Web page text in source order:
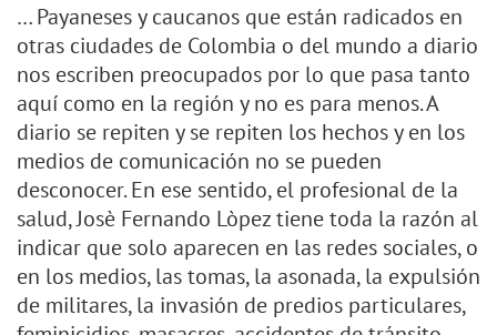
… Payaneses y caucanos que están radicados en
otras ciudades de Colombia o del mundo a diario
nos escriben preocupados por lo que pasa tanto
aquí como en la región y no es para menos. A
diario se repiten y se repiten los hechos y en los
medios de comunicación no se pueden
desconocer. En ese sentido, el profesional de la
salud, Josè Fernando Lòpez tiene toda la razón al
indicar que solo aparecen en las redes sociales, o
en los medios, las tomas, la asonada, la expulsión
de militares, la invasión de predios particulares,